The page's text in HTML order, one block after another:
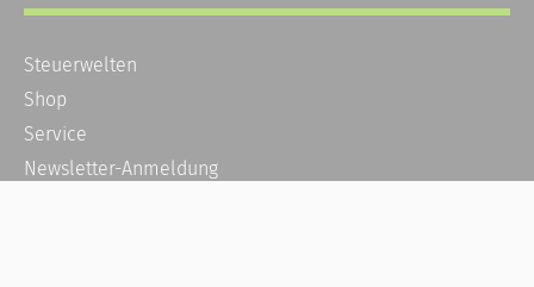
Steuerwelten
Shop
Service
Newsletter-Anmeldung